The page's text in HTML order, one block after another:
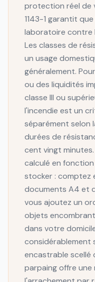
protection réel de
1143-1 garantit
laboratoire contre
Les classes de
un usage
généralement.
ou des liquidités
classe III ou
l'incendie est un
séparément selon
durées de
cent vingt
calculé en
stocker : comptez
documents A4 et
vous ajoutez un
objets
dans votre
considérablement
encastrable scellé
parpaing offre une